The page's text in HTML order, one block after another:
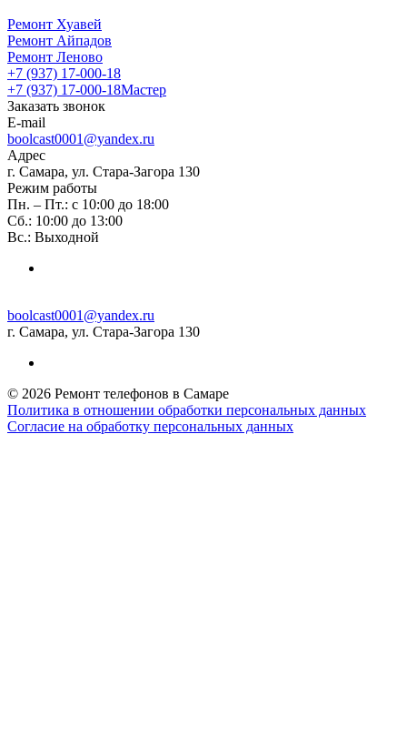
Ремонт Хуавей
Ремонт Айпадов
Ремонт Леново
+7 (937) 17-000-18
+7 (937) 17-000-18Мастер
Заказать звонок
E-mail
boolcast0001@yandex.ru
Адрес
г. Самара, ул. Стара-Загора 130
Режим работы
Пн. – Пт.: с 10:00 до 18:00
Сб.: 10:00 до 13:00
Вс.: Выходной
boolcast0001@yandex.ru
г. Самара, ул. Стара-Загора 130
© 2026 Ремонт телефонов в Самаре
Политика в отношении обработки персональных данных
Согласие на обработку персональных данных